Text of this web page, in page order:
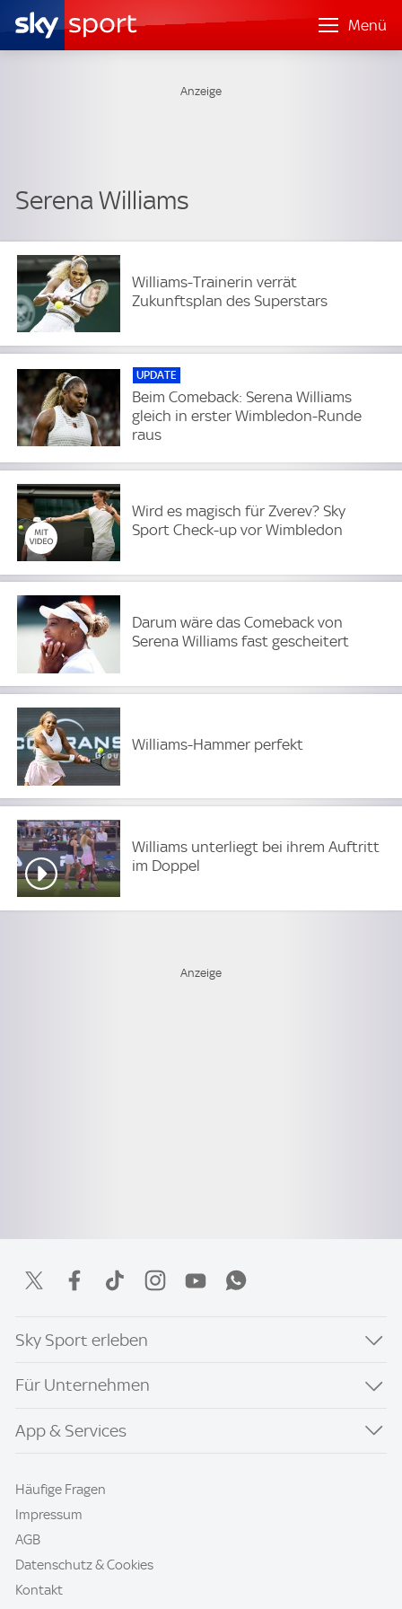
Menü
Serena Williams
Williams-Trainerin verrät
Zukunftsplan des Superstars
UPDATE
Beim Comeback: Serena Williams
gleich in erster Wimbledon-Runde
raus
Wird es magisch für Zverev? Sky
Sport Check-up vor Wimbledon
Darum wäre das Comeback von
Serena Williams fast gescheitert
Williams-Hammer perfekt
Williams unterliegt bei ihrem Auftritt
im Doppel
Sky Sport erleben
Für Unternehmen
App & Services
Häufige Fragen
Impressum
AGB
Datenschutz & Cookies
Kontakt